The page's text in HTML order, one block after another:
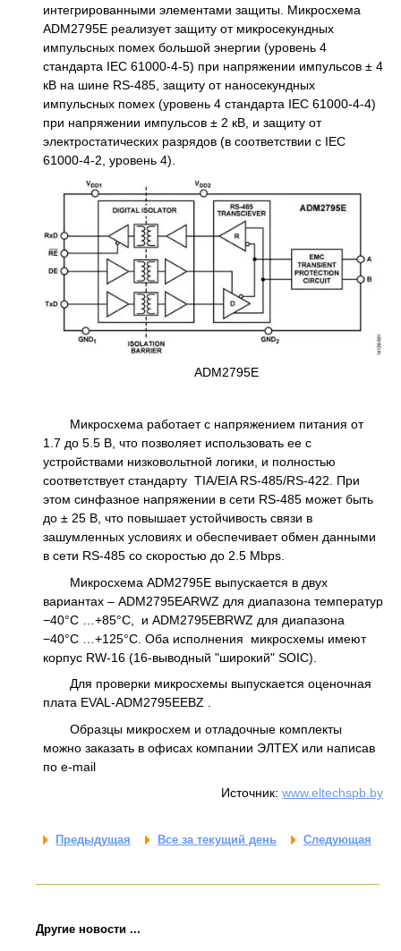
интегрированными элементами защиты. Микросхема
ADM2795E реализует защиту от микросекундных
импульсных помех большой энергии (уровень 4
стандарта IEC 61000-4-5) при напряжении импульсов ± 4
кВ на шине RS-485, защиту от наносекундных
импульсных помех (уровень 4 стандарта IEC 61000-4-4)
при напряжении импульсов ± 2 кВ, и защиту от
электростатических разрядов (в соответствии с IEC
61000-4-2, уровень 4).
ADM2795E
Микросхема работает с напряжением питания от
1.7 до 5.5 В, что позволяет использовать ее с
устройствами низковольтной логики, и полностью
соответствует стандарту TIA/EIA RS-485/RS-422. При
этом синфазное напряжении в сети RS-485 может быть
до ± 25 В, что повышает устойчивость связи в
зашумленных условиях и обеспечивает обмен данными
в сети RS-485 со скоростью до 2.5 Mbps.
Микросхема ADM2795E выпускается в двух
вариантах – ADM2795EARWZ для диапазона температур
−40°C …+85°C, и ADM2795EBRWZ для диапазона
−40°C …+125°C. Оба исполнения микросхемы имеют
корпус RW-16 (16-выводный "широкий" SOIC).
Для проверки микросхемы выпускается оценочная
плата EVAL-ADM2795EEBZ .
Образцы микросхем и отладочные комплекты
можно заказать в офисах компании ЭЛТЕХ или написав
по e-mail
Источник: www.eltechspb.by
Предыдущая Все за текущий день Следующая
Другие новости ...